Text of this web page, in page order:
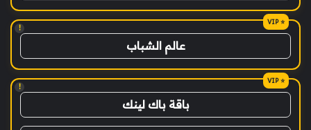
!
عالم الشباب
!
باقة باك لينك